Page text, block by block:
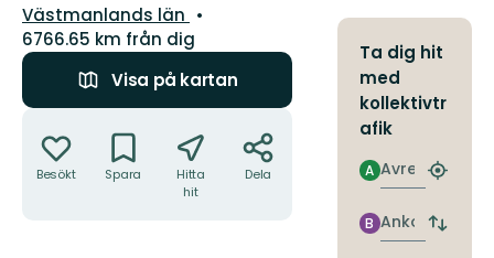
Län:
Västmanlands län
6766.65 km från dig
Visa på kartan
Besökt Spara
Hitta
hit
Dela
Ta dig hit
med
kollektivtr
afik
Avresa
A
Hitta
Ankomst
B
Byt